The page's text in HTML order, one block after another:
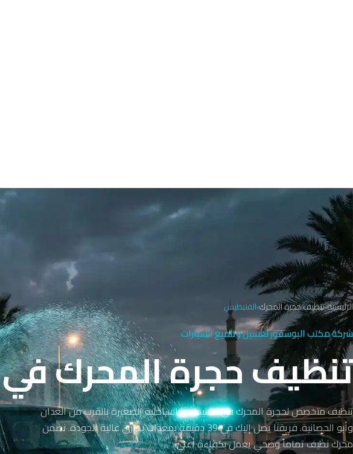
الرئيسية›تنظيف حجرة المحرك›الفنيطيس
شركة مكتب البوسفور لغسيل وتلميع السيارات
تنظيف حجرة المحرك
تنظيف متخصص لحجرة المحرك في الفنيطيس الساحلية الصغيرة بالقرب من العدان
وأبو الحصانية. فريقنا يصل إليك في 39 دقيقة بمعدات بخاري عالية الجودة. نضمن
محرك نظيف تماماً وصحي يعمل بكفاءة أعلى.